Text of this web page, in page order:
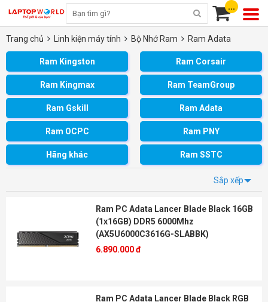
...
Trang chủ Linh kiện máy tính Bộ Nhớ Ram Ram Adata
Ram Kingston Ram Corsair
Ram Kingmax Ram TeamGroup
Ram Gskill Ram Adata
Ram OCPC Ram PNY
Hãng khác Ram SSTC
Sắp xếp
Ram PC Adata Lancer Blade Black 16GB
(1x16GB) DDR5 6000Mhz
(AX5U6000C3616G-SLABBK)
6.890.000 đ
Ram PC Adata Lancer Blade Black RGB